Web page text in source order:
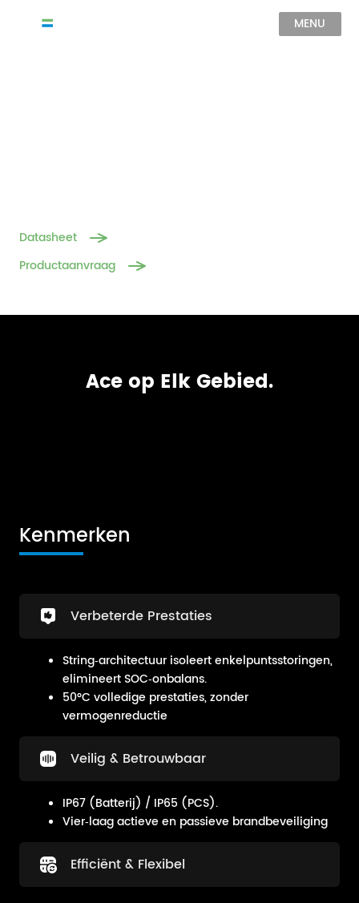
MENU
Datasheet
Productaanvraag
Ace op Elk Gebied.
Kenmerken
Verbeterde Prestaties
String‑architectuur isoleert enkelpuntsstoringen,
elimineert SOC‑onbalans.
50°C volledige prestaties, zonder
vermogenreductie
Veilig & Betrouwbaar
IP67 (Batterij) / IP65 (PCS).
Vier‑laag actieve en passieve brandbeveiliging
Efficiënt & Flexibel